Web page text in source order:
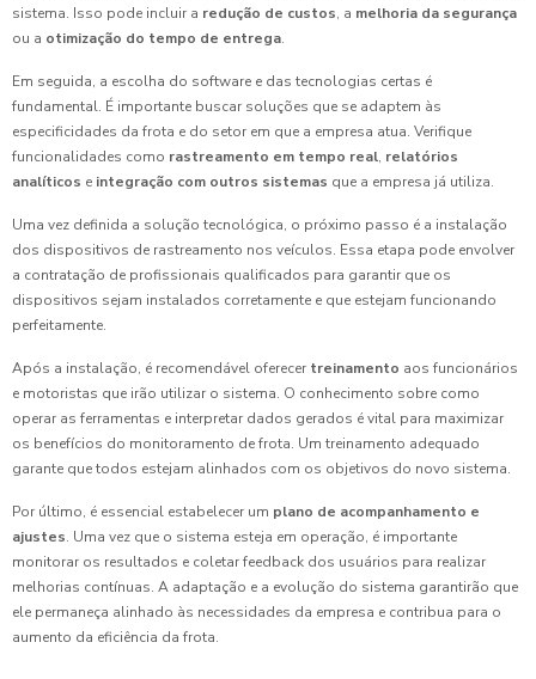
sistema. Isso pode incluir a redução de custos, a melhoria da segurança
ou a otimização do tempo de entrega.
Em seguida, a escolha do software e das tecnologias certas é
fundamental. É importante buscar soluções que se adaptem às
especificidades da frota e do setor em que a empresa atua. Verifique
funcionalidades como rastreamento em tempo real, relatórios
analíticos e integração com outros sistemas que a empresa já utiliza.
Uma vez definida a solução tecnológica, o próximo passo é a instalação
dos dispositivos de rastreamento nos veículos. Essa etapa pode envolver
a contratação de profissionais qualificados para garantir que os
dispositivos sejam instalados corretamente e que estejam funcionando
perfeitamente.
Após a instalação, é recomendável oferecer treinamento aos funcionários
e motoristas que irão utilizar o sistema. O conhecimento sobre como
operar as ferramentas e interpretar dados gerados é vital para maximizar
os benefícios do monitoramento de frota. Um treinamento adequado
garante que todos estejam alinhados com os objetivos do novo sistema.
Por último, é essencial estabelecer um plano de acompanhamento e
ajustes. Uma vez que o sistema esteja em operação, é importante
monitorar os resultados e coletar feedback dos usuários para realizar
melhorias contínuas. A adaptação e a evolução do sistema garantirão que
ele permaneça alinhado às necessidades da empresa e contribua para o
aumento da eficiência da frota.